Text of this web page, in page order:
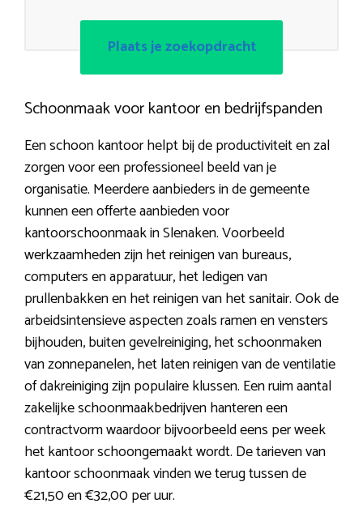
Plaats je zoekopdracht
Schoonmaak voor kantoor en bedrijfspanden
Een schoon kantoor helpt bij de productiviteit en zal
zorgen voor een professioneel beeld van je
organisatie. Meerdere aanbieders in de gemeente
kunnen een offerte aanbieden voor
kantoorschoonmaak in Slenaken. Voorbeeld
werkzaamheden zijn het reinigen van bureaus,
computers en apparatuur, het ledigen van
prullenbakken en het reinigen van het sanitair. Ook de
arbeidsintensieve aspecten zoals ramen en vensters
bijhouden, buiten gevelreiniging, het schoonmaken
van zonnepanelen, het laten reinigen van de ventilatie
of dakreiniging zijn populaire klussen. Een ruim aantal
zakelijke schoonmaakbedrijven hanteren een
contractvorm waardoor bijvoorbeeld eens per week
het kantoor schoongemaakt wordt. De tarieven van
kantoor schoonmaak vinden we terug tussen de
€21,50 en €32,00 per uur.